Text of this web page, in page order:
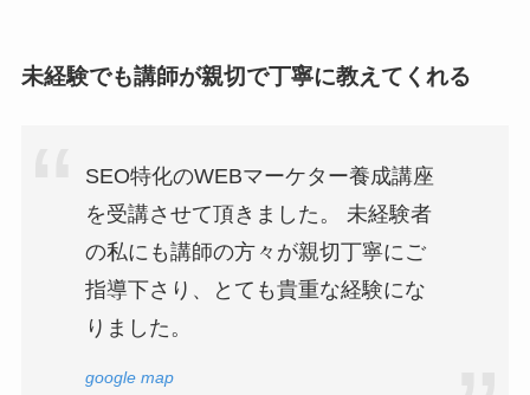
未経験でも講師が親切で丁寧に教えてくれる
SEO特化のWEBマーケター養成講座
を受講させて頂きました。 未経験者
の私にも講師の方々が親切丁寧にご
指導下さり、とても貴重な経験にな
りました。
google map